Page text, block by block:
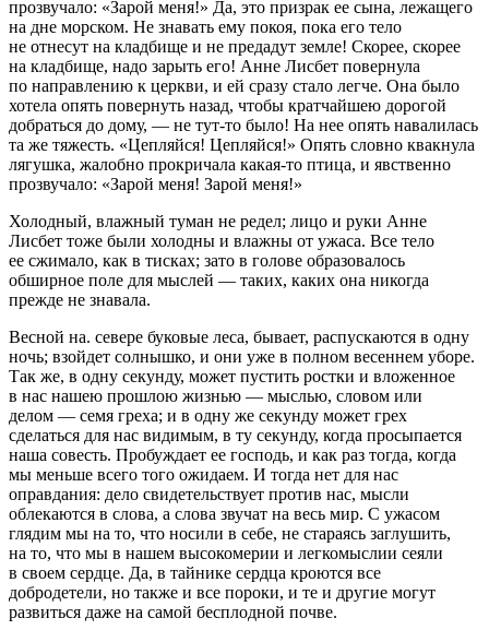
прозвучало: «Зарой меня!» Да, это призрак ее сына, лежащего
на дне морском. Не знавать ему покоя, пока его тело
не отнесут на кладбище и не предадут земле! Скорее, скорее
на кладбище, надо зарыть его! Анне Лисбет повернула
по направлению к церкви, и ей сразу стало легче. Она было
хотела опять повернуть назад, чтобы кратчайшею дорогой
добраться до дому, — не тут-то было! На нее опять навалилась
та же тяжесть. «Цепляйся! Цепляйся!» Опять словно квакнула
лягушка, жалобно прокричала какая-то птица, и явственно
прозвучало: «Зарой меня! Зарой меня!»
Холодный, влажный туман не редел; лицо и руки Анне
Лисбет тоже были холодны и влажны от ужаса. Все тело
ее сжимало, как в тисках; зато в голове образовалось
обширное поле для мыслей — таких, каких она никогда
прежде не знавала.
Весной на. севере буковые леса, бывает, распускаются в одну
ночь; взойдет солнышко, и они уже в полном весеннем уборе.
Так же, в одну секунду, может пустить ростки и вложенное
в нас нашею прошлою жизнью — мыслью, словом или
делом — семя греха; и в одну же секунду может грех
сделаться для нас видимым, в ту секунду, когда просыпается
наша совесть. Пробуждает ее господь, и как раз тогда, когда
мы меньше всего того ожидаем. И тогда нет для нас
оправдания: дело свидетельствует против нас, мысли
облекаются в слова, а слова звучат на весь мир. С ужасом
глядим мы на то, что носили в себе, не стараясь заглушить,
на то, что мы в нашем высокомерии и легкомыслии сеяли
в своем сердце. Да, в тайнике сердца кроются все
добродетели, но также и все пороки, и те и другие могут
развиться даже на самой бесплодной почве.